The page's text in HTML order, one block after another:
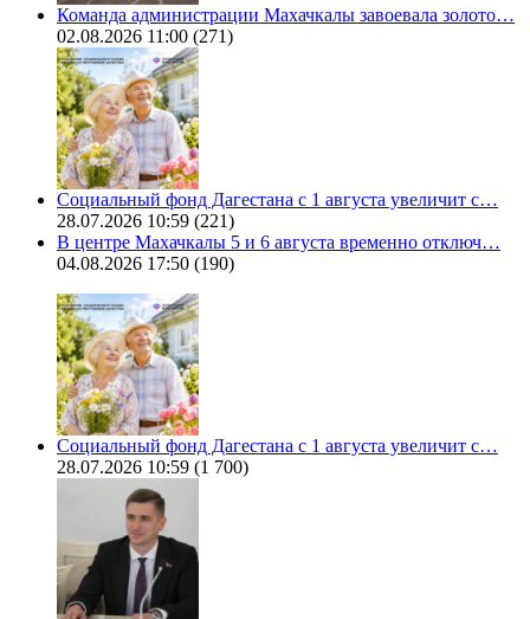
Команда администрации Махачкалы завоевала золото…
02.08.2026 11:00 (271)
Социальный фонд Дагестана с 1 августа увеличит с…
28.07.2026 10:59 (221)
В центре Махачкалы 5 и 6 августа временно отключ…
04.08.2026 17:50 (190)
Социальный фонд Дагестана с 1 августа увеличит с…
28.07.2026 10:59 (1 700)